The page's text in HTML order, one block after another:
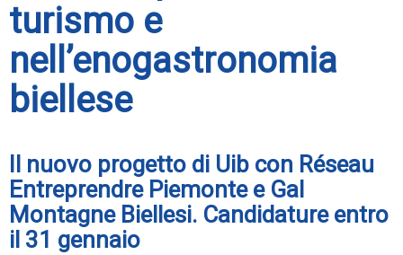
turismo e
nell’enogastronomia
biellese
Il nuovo progetto di Uib con Réseau
Entreprendre Piemonte e Gal
Montagne Biellesi. Candidature entro
il 31 gennaio